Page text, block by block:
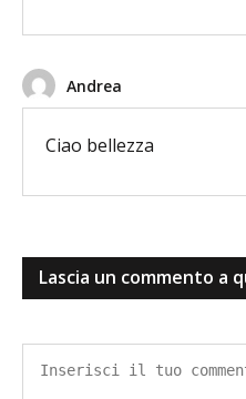
Andrea
Ciao bellezza
Lascia un commento a